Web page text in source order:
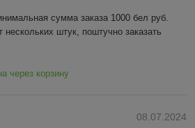
сумма заказа 1000 бел руб.
нескольких штук, поштучно заказать
через корзину
08.07.2024